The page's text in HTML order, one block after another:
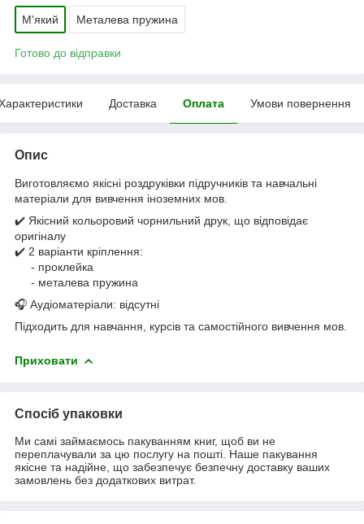
М'який Металева пружина
Готово до відправки
Доставка Оплата Умови повернення
Опис
Виготовляємо якісні роздруківки підручників та навчальні
матеріали для вивчення іноземних мов.
✔️ Якісний кольоровий чорнильний друк, що відповідає
оригіналу
✔️ 2 варіанти кріплення:
- проклейка
- металева пружина
🎧 Аудіоматеріали: відсутні
Підходить для навчання, курсів та самостійного вивчення мов.
Приховати
Спосіб упаковки
Ми самі займаємось пакуванням книг, щоб ви не
переплачували за цю послугу на пошті. Наше пакування
якісне та надійне, що забезпечує безпечну доставку ваших
замовлень без додаткових витрат.